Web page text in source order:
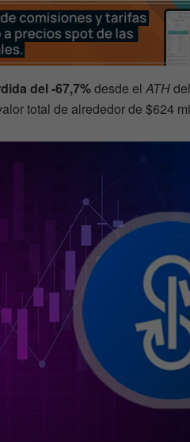
del -67,7%desde el ATH
total de alrededor de $624